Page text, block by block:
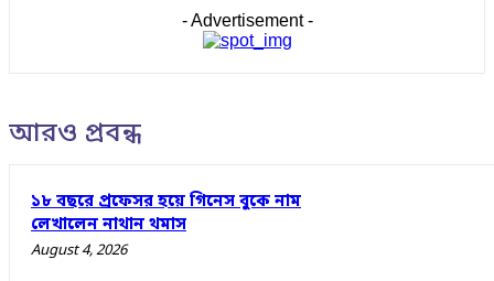
- Advertisement -
আরও প্রবন্ধ
১৮ বছরে প্রফেসর হয়ে গিনেস বুকে নাম
লেখালেন নাথান থমাস
August 4, 2026